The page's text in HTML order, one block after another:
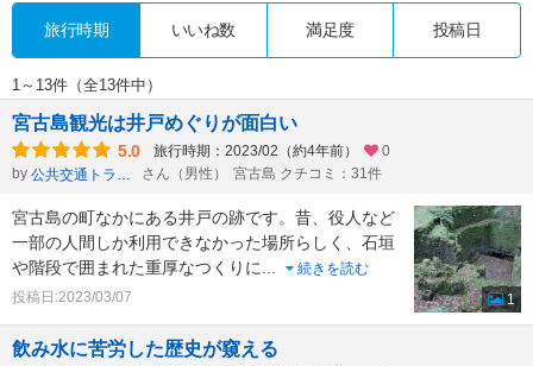
旅行時期 いいね数 満足度 投稿日
1～13件（全13件中）
宮古島観光は井戸めぐりが面白い
5.0 旅行時期：2023/02（約4年前）
0
by
公共交通トラベラーken さん（男性） 宮古島 クチコミ：31件
宮古島の町なかにある井戸の跡です。昔、役人など
一部の人間しか利用できなかった場所らしく、石垣
や階段で囲まれた重厚なつくりに...
続きを読む
投稿日:2023/03/07
1
飲み水に苦労した歴史が窺える